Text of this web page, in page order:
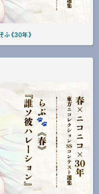
ふ《30年》